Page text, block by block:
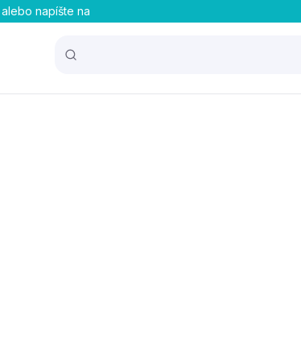
alebo napíšte na